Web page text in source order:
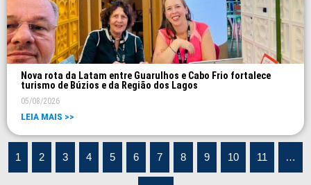
Nova rota da Latam entre Guarulhos e Cabo Frio fortalece
turismo de Búzios e da Região dos Lagos
05/08/2026
LEIA MAIS >>
1 2 3 4 5 6 7 8 9 10 11 …